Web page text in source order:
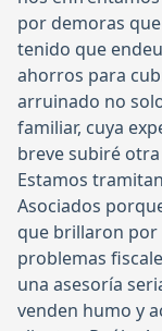
por demoras
tenido que
ahorros para
arruinado no
familiar, cuya
breve subiré
Estamos
Asociados
que brillaron por
problemas
una asesoría
venden humo y